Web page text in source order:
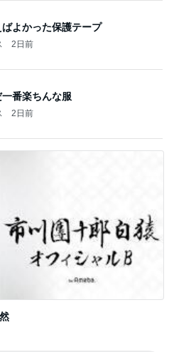
よかった保護テープ
2日前
番楽ちんな服
2日前